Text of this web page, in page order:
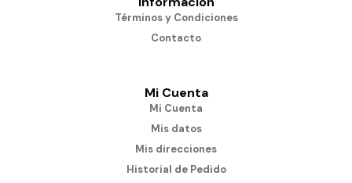
Términos y Condiciones
Contacto
Mi Cuenta
Mi Cuenta
Mis datos
Mis direcciones
Historial de Pedido